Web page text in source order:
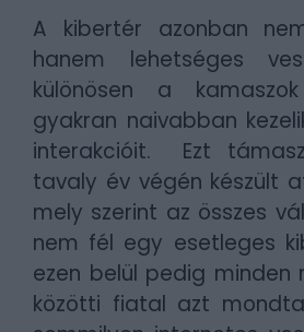
A kibertér azonban
hanem lehetséges
különösen a
gyakran naivabban
interakcióit. Ezt
tavaly év végén készült
mely szerint az összes
nem fél egy esetleges
ezen belül pedig minden
közötti fiatal azt